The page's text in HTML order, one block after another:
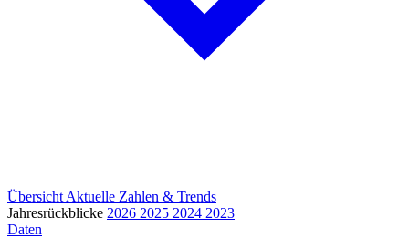
Übersicht Aktuelle Zahlen & Trends
Jahresrückblicke 2026 2025 2024 2023
Daten